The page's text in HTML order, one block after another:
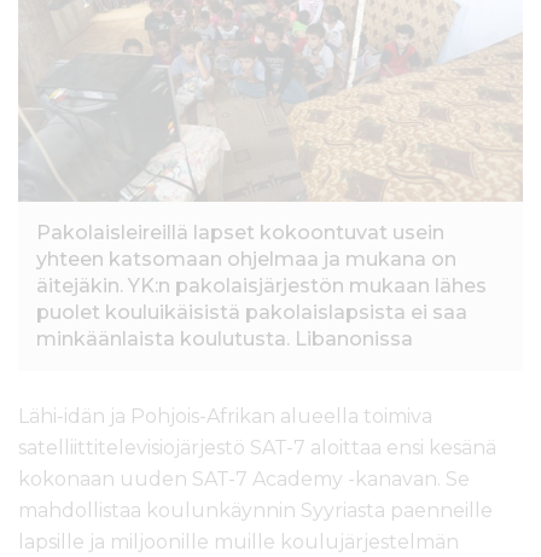
Pakolaisleireillä lapset kokoontuvat usein
yhteen katsomaan ohjelmaa ja mukana on
äitejäkin. YK:n pakolaisjärjestön mukaan lähes
puolet kouluikäisistä pakolaislapsista ei saa
minkäänlaista koulutusta. Libanonissa
Lähi-idän ja Pohjois-Afrikan alueella toimiva
satelliittitelevisiojärjestö SAT-7 aloittaa ensi kesänä
kokonaan uuden SAT-7 Academy -kanavan. Se
mahdollistaa koulunkäynnin Syyriasta paenneille
lapsille ja miljoonille muille koulujärjestelmän